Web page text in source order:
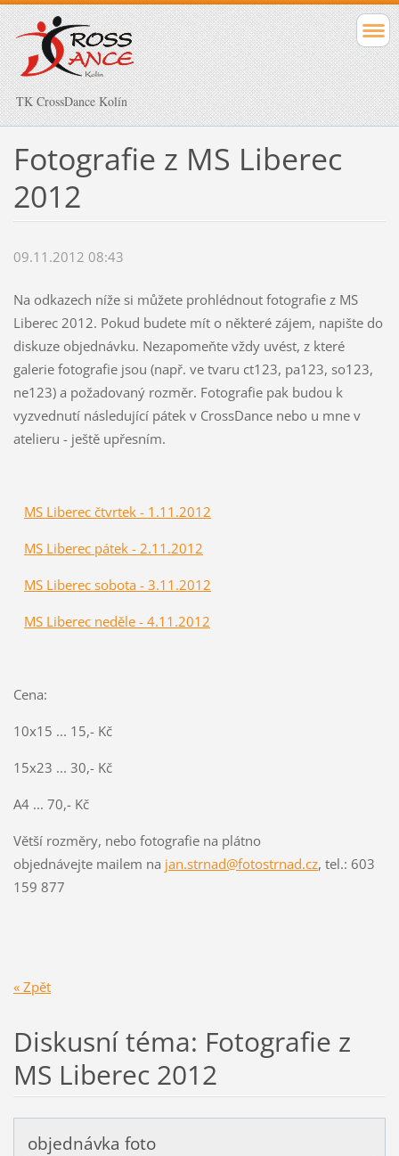
TK CrossDance Kolín
Fotografie z MS Liberec
2012
09.11.2012 08:43
Na odkazech níže si můžete prohlédnout fotografie z MS
Liberec 2012. Pokud budete mít o některé zájem, napište do
diskuze objednávku. Nezapomeňte vždy uvést, z které
galerie fotografie jsou (např. ve tvaru ct123, pa123, so123,
ne123) a požadovaný rozměr. Fotografie pak budou k
vyzvednutí následující pátek v CrossDance nebo u mne v
atelieru - ještě upřesním.
MS Liberec čtvrtek - 1.11.2012
MS Liberec pátek - 2.11.2012
MS Liberec sobota - 3.11.2012
MS Liberec neděle - 4.11.2012
Cena:
10x15 ... 15,- Kč
15x23 ... 30,- Kč
A4 ... 70,- Kč
Větší rozměry, nebo fotografie na plátno
objednávejte mailem na jan.strnad@fotostrnad.cz, tel.: 603
159 877
« Zpět
Diskusní téma: Fotografie z
MS Liberec 2012
objednávka foto